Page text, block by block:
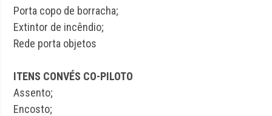
Porta copo de borracha;
Extintor de incêndio;
Rede porta objetos
ITENS CONVÉS CO-PILOTO
Assento;
Encosto;